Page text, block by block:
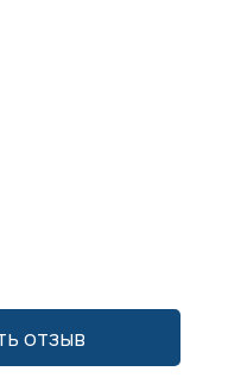
отзыв